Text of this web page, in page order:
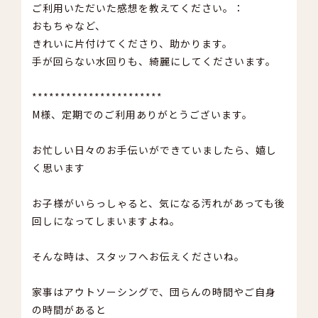
ご利用いただいた感想を教えてください。：
おもちゃなど、
きれいに片付けてくださり、助かります。
手が回らない水回りも、綺麗にしてくださいます。
***********************
M様、定期でのご利用ありがとうございます。
お忙しい日々のお手伝いができていましたら、嬉し
く思います
お子様がいらっしゃると、気になる汚れがあっても後
回しになってしまいますよね。
そんな時は、スタッフへお伝えくださいね。
家事はアウトソーシングで、団らんの時間やご自身
の時間があると